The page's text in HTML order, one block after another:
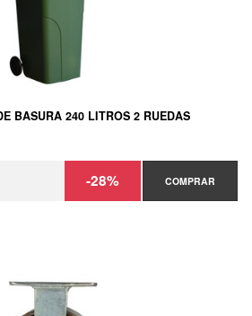
BASURA 240 LITROS 2 RUEDAS
-28% COMPRAR